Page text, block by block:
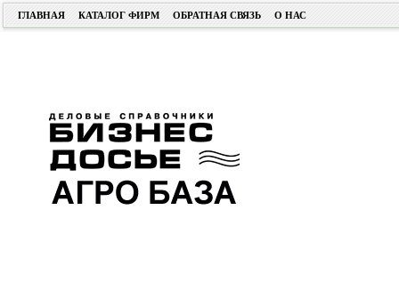
ГЛАВНАЯ КАТАЛОГ ФИРМ ОБРАТНАЯ СВЯЗЬ О НАС